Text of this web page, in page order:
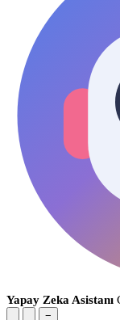
Yapay Zeka Asistanı
−